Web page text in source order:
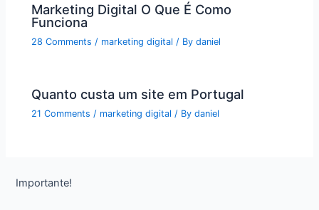
Marketing Digital O Que É Como
Funciona
28 Comments / marketing digital / Bydaniel
Quanto custa um site em Portugal
21 Comments / marketing digital / Bydaniel
Importante!